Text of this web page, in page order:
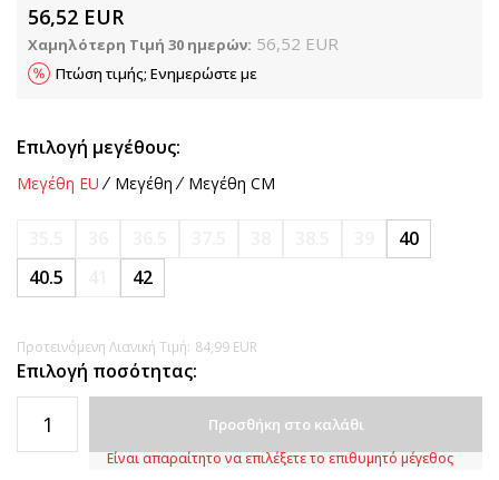
56,52 EUR
Χαμηλότερη Τιμή 30 ημερών: 56,52 EUR
Πτώση τιμής; Ενημερώστε με
Επιλογή μεγέθους:
Μεγέθη EU Μεγέθη Μεγέθη CM
40
40.5
42
Προτεινόμενη Λιανική Τιμή: 84,99 EUR
Επιλογή ποσότητας:
Προσθήκη στο καλάθι
Είναι απαραίτητο να επιλέξετε το επιθυμητό μέγεθος